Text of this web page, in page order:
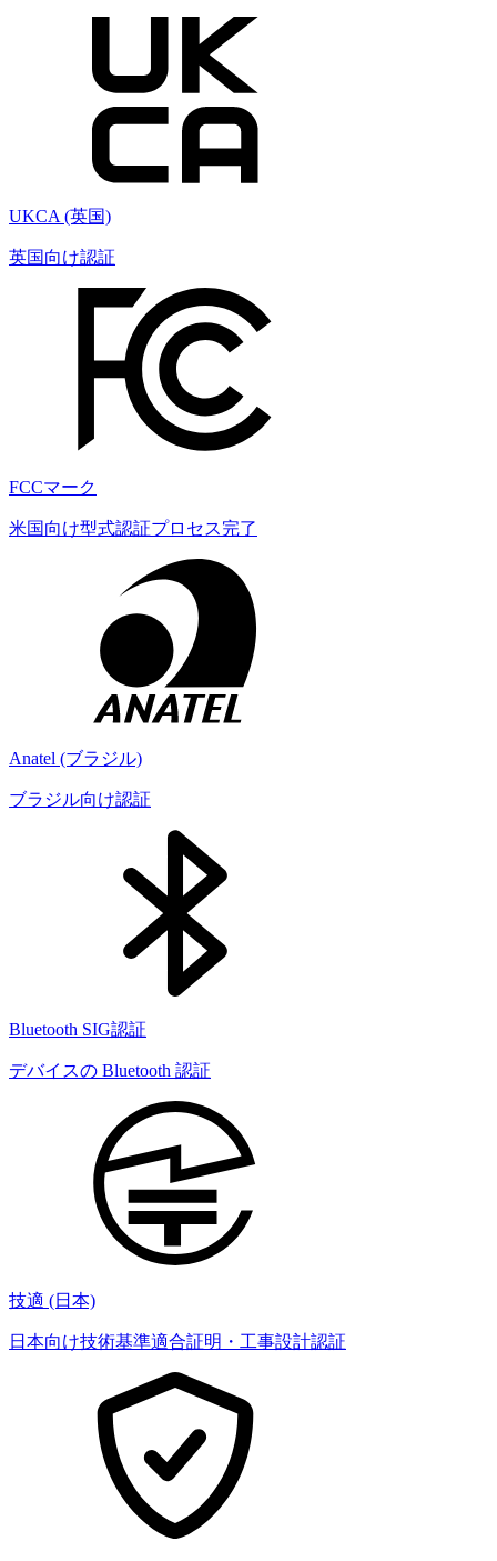
UKCA (英国)
英国向け認証
FCCマーク
米国向け型式認証プロセス完了
Anatel (ブラジル)
ブラジル向け認証
Bluetooth SIG認証
デバイスの Bluetooth 認証
技適 (日本)
日本向け技術基準適合証明・工事設計認証